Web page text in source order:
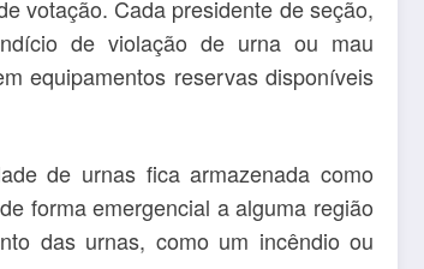
votação. Cada presidente de seção,
de violação de urna ou mau
equipamentos reservas disponíveis
de urnas fica armazenada como
forma emergencial a alguma região
das urnas, como um incêndio ou